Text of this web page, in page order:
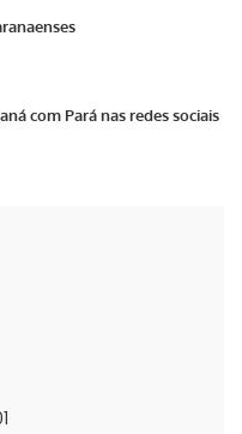
com Pará nas redes sociais